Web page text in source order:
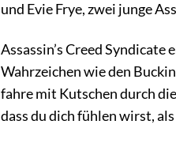
und Evie Frye, zwei junge
Assassin’s Creed
Wahrzeichen wie den
fahre mit Kutschen durch
dass du dich fühlen wirst,